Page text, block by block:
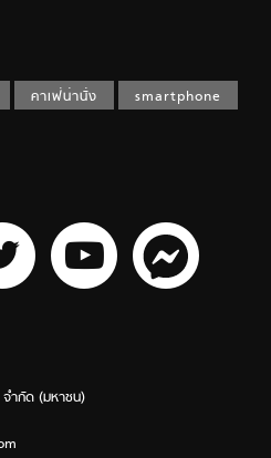
คาเฟ่น่านั่ง
smartphone
ำกัด (มหาชน)